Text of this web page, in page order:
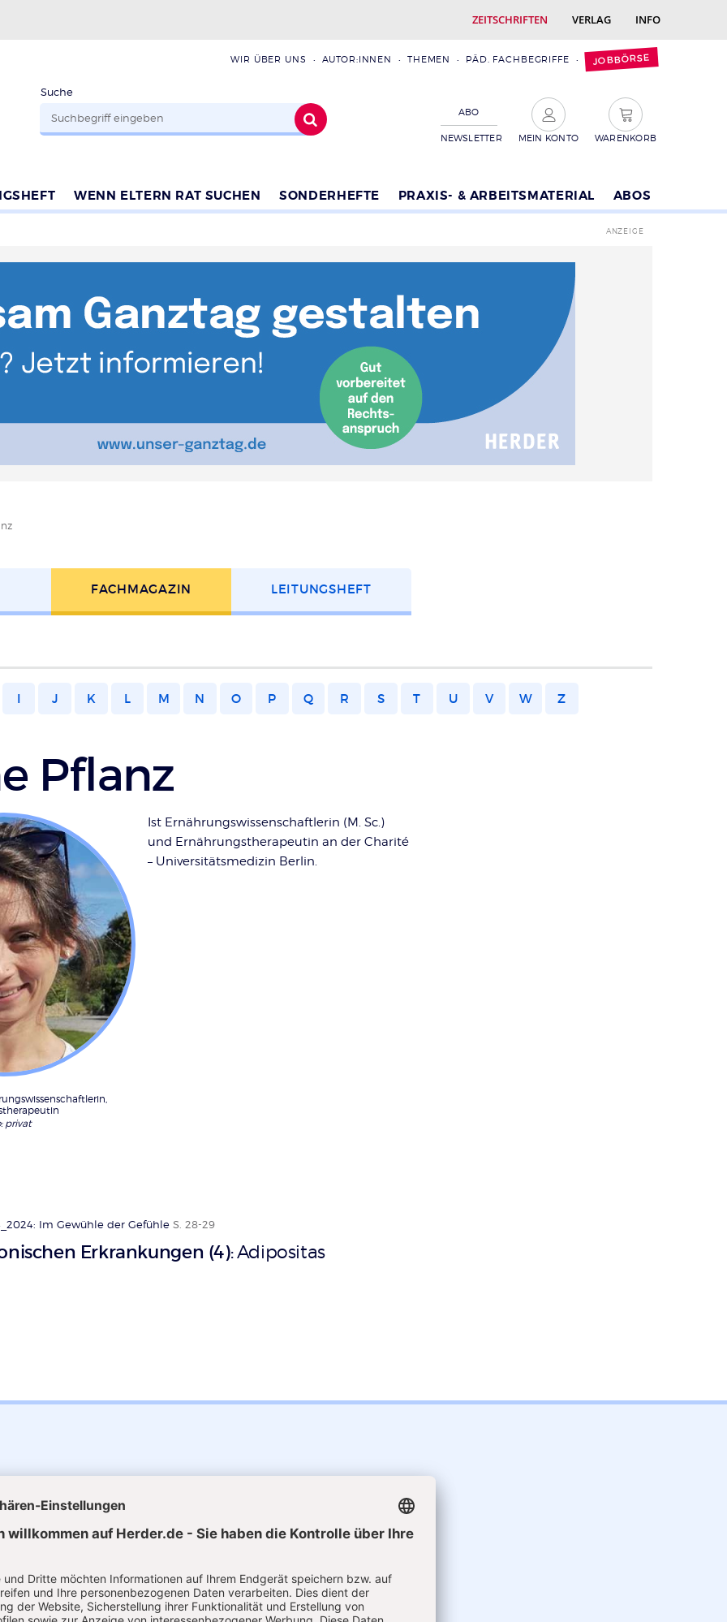
ZEITSCHRIFTEN VERLAG INFO
WIR ÜBER UNS AUTOR:INNEN THEMEN PÄD. FACHBEGRIFFE JOBBÖRSE
Suche
ABO
NEWSLETTER MEIN KONTO WARENKORB
WENN ELTERN RAT SUCHEN SONDERHEFTE PRAXIS- & ARBEITSMATERIAL ABOS
FACH­MAGAZIN LEITUNGS­HEFT
I J K L M N O P Q R S T U V W Z
Pflanz
privat
Ist Ernährungswissenschaftlerin (M. Sc.)
und Ernährungstherapeutin an der Charité
– Universitätsmedizin Berlin.
Im Gewühle der Gefühle S. 28-29
Erkrankungen (4):Adipositas
Ausgaben